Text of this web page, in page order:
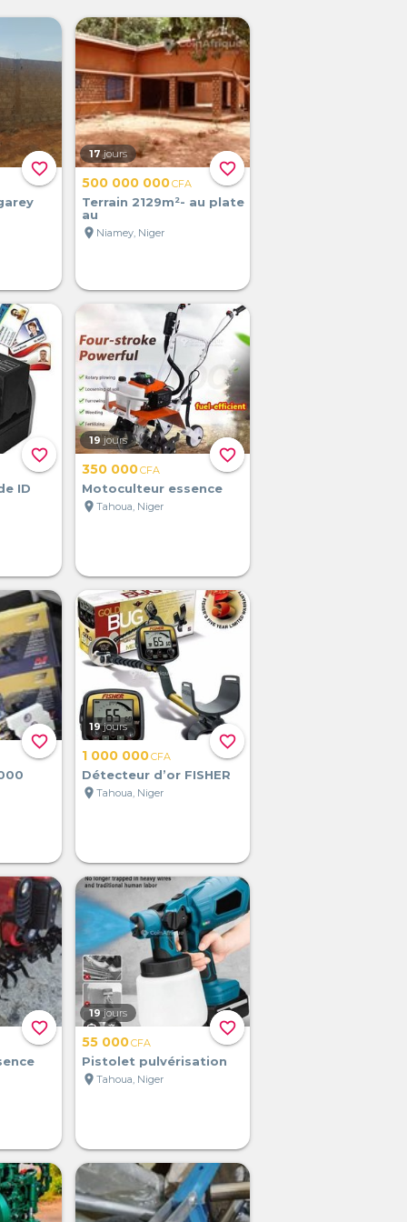
favorite_border favorite_border
17 jours
500 000 000CFA
Terrain 2129m²- au plate
au
location_on Niamey, Niger
favorite_border
ID
favorite_border
19 jours
350 000CFA
Motoculteur essence
location_onTahoua, Niger
favorite_border favorite_border
19 jours
1 000 000CFA
Détecteur d’or FISHER
location_onTahoua, Niger
favorite_border favorite_border
19 jours
55 000CFA
Pistolet pulvérisation
location_onTahoua, Niger